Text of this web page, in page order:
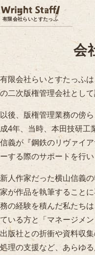
有限会社らいとすたっふ
会
有限会社らいとすたっふ
の二次版権管理会社として
以後、版権管理業務の傍
成4年、当時、本田技研工
信義が『鋼鉄のリヴァイ
ーする際のサポートを行い
新人作家だった横山信義
家が作品を執筆すること
務の経験を積んだ私たち
ている方と「マネージメ
出版社との折衝や資料収
処理の支援など、あらゆ